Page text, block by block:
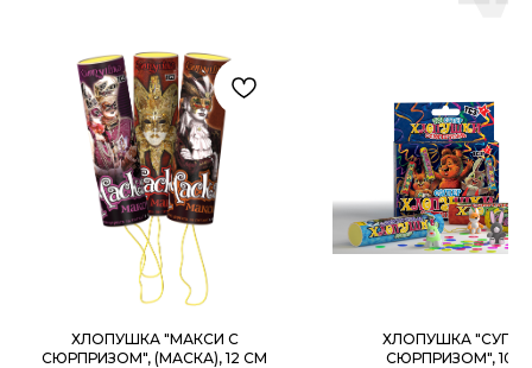
ХЛОПУШКА "МАКСИ С
СЮРПРИЗОМ", (МАСКА), 12 СМ
ХЛОПУШКА "СУПЕР
СЮРПРИЗОМ", 10